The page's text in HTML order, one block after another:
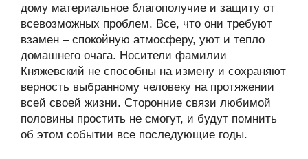
дому материальное благополучие и защиту от
всевозможных проблем. Все, что они требуют
взамен – спокойную атмосферу, уют и тепло
домашнего очага. Носители фамилии
Княжевский не способны на измену и сохраняют
верность выбранному человеку на протяжении
всей своей жизни. Сторонние связи любимой
половины простить не смогут, и будут помнить
об этом событии все последующие годы.